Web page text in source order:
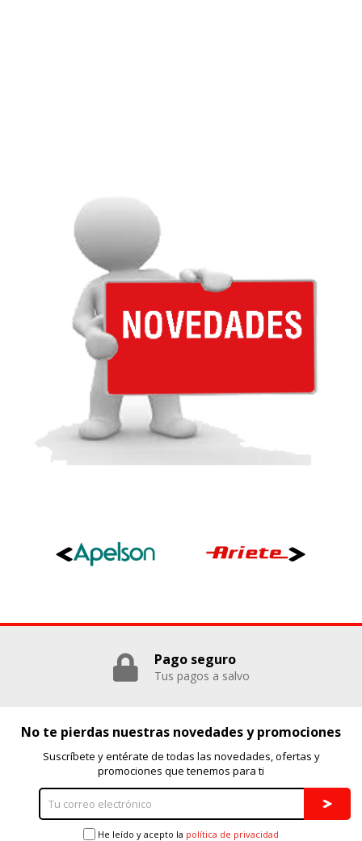
Pago seguro
Tus pagos a salvo
No te pierdas nuestras novedades y promociones
Suscríbete y entérate de todas las novedades, ofertas y
promociones que tenemos para ti
He leído y acepto la política de privacidad